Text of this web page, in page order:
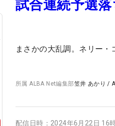
試合連続予選落
まさかの大乱調。ネリー・
所属ALBA Net編集部笠井 あかり /
配信日時： 2024年6月22日 16